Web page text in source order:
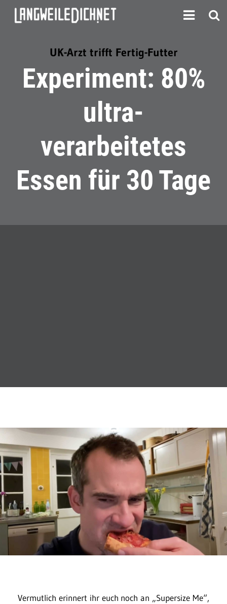
UK-Arzt trifft Fertig-Futter
Experiment: 80%
ultra-
verarbeitetes
Essen für 30 Tage
Vermutlich erinnert ihr euch noch an „Supersize Me“,